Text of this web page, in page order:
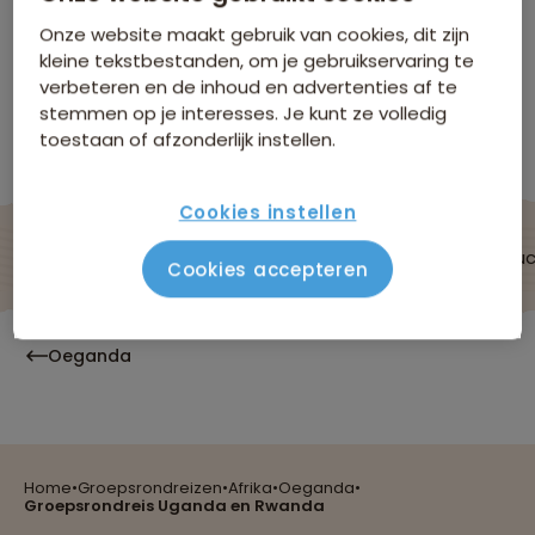
Niet boekbaar
Bekijk andere reizen in Groepsrondreizen
Afrika
Data & prijzen Verblijf & vervoer
Oeganda
Home•Groepsrondreizen•Afrika•Oeganda•
Groepsrondreis Uganda en Rwanda
Reizen met oog voor mens, cultuur en milieu
Onze website maakt gebruik van cookies, dit zijn
kleine tekstbestanden, om je gebruikservaring te
verbeteren en de inhoud en advertenties af te
stemmen op je interesses. Je kunt ze volledig
toestaan of afzonderlijk instellen.
Cookies instellen
Cookies accepteren